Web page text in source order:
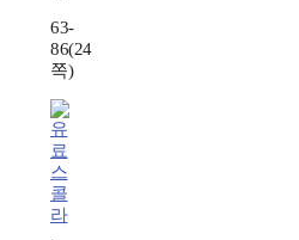
63-
86(24
쪽)
스
콜
라